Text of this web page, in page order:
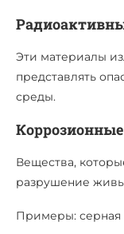
Эти материалы
представлять
среды.
Вещества,
разрушение
Примеры: серная